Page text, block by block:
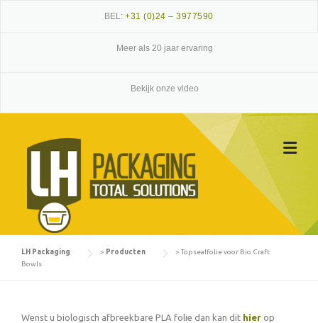
BEL:+31 (0)24 – 3977590
Meer als 20 jaar ervaring
Bekijk onze video
LH Packaging > Producten > Topsealfolie voor Bio Craft
Bowls
Wenst u biologisch afbreekbare PLA folie dan kan dit hier op